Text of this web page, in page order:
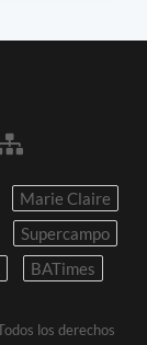
Marie Claire
Supercampo
BATimes
los derechos